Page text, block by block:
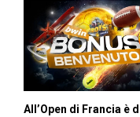
All’Open di Francia è